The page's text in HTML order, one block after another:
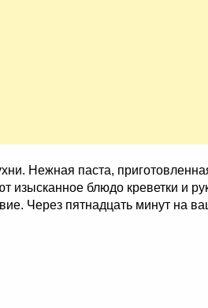
Нежная паста,
блюдо креветки и
Через пятнадцать минут на